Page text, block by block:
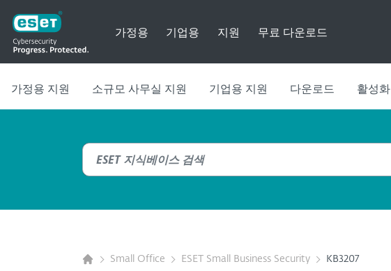
가정용 기업용 지원 무료 다운로드
가정용 지원 소규모 사무실 지원 기업용 지원 다운로드 활성화
Small Office ESET Small Business Security KB3207